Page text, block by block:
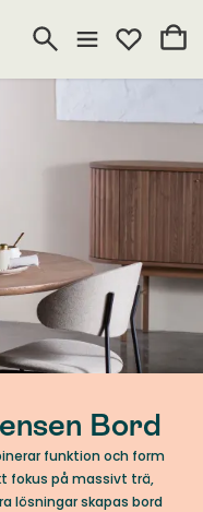
Bord
funktion och form
fokus på massivt trä,
lösningar skapas bord